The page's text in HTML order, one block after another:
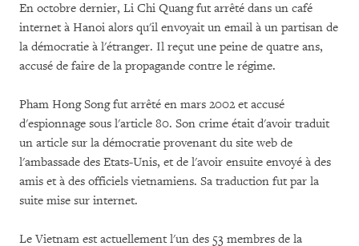
En octobre dernier, Li Chi Quang fut arrêté dans un café
internet à Hanoi alors qu'il envoyait un email à un partisan de
la démocratie à l'étranger. Il reçut une peine de quatre ans,
accusé de faire de la propagande contre le régime.
Pham Hong Song fut arrêté en mars 2002 et accusé
d'espionnage sous l'article 80. Son crime était d'avoir traduit
un article sur la démocratie provenant du site web de
l'ambassade des Etats-Unis, et de l'avoir ensuite envoyé à des
amis et à des officiels vietnamiens. Sa traduction fut par la
suite mise sur internet.
Le Vietnam est actuellement l'un des 53 membres de la